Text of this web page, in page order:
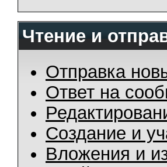
Чтение и
Отправка
Ответ на
Создание и
Вложения и